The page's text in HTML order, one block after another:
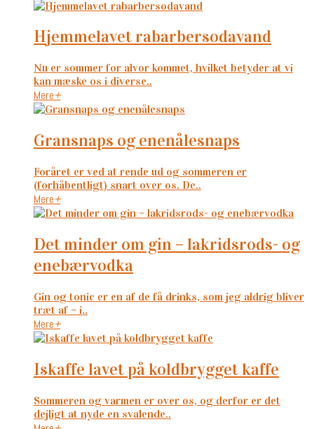
hjemmelavet rabarbersodavand
Nu er sommer for alvor kommet, hvilket betyder at vi
kan mæske os i diverse..
Mere+
gransnaps og enenålesnaps
Foråret er ved at rende ud og sommeren er
(forhåbentligt) snart over os. De..
Mere+
det minder om gin – lakridsrods- og
enebærvodka
Gin og tonic er en af de få drinks, som jeg aldrig bliver
træt af – i..
Mere+
iskaffe lavet på koldbrygget kaffe
Sommeren og varmen er over os, og derfor er det
dejligt at nyde en svalende..